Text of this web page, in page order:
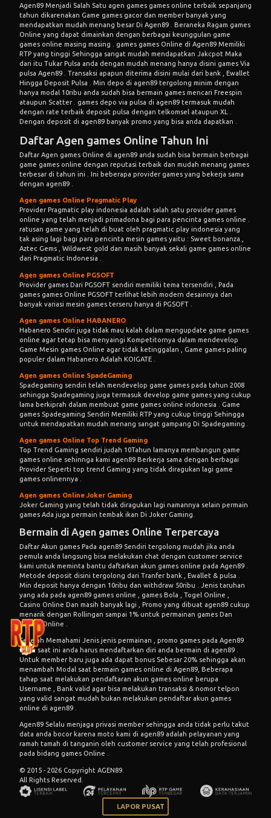
Agen89 Menjadi Salah Satu agen games games online terbaik sepanjang
tahun dikarenakan Game games gacor dan member banyak yang
mendapatkan mudah menang besar Di Agen89 . Beraneka Ragam games
Online yang dapat dimainkan dengan berbagai keunggulan game
games online masing masing . games games Online di Agen89 Memiliki
RTP yang tinggi Sehingga sangat mudah mendapatkan Jakcpot Maka
dari itu Tukar Pulsa anda dengan mudah menang hanya disini games Via
pulsa Agen89 . Transaksi apapun diterima disini mulai dari bank , Ewallet
Hingga Deposit Pulsa . Min depo di agen89 tergolong minim dengan
hanya modal 10ribu anda sudah bisa bermain games mencari Freespin
ataupun Scatter . games depo via pulsa di agen89 termasuk mudah
dengan rate terbaik deposit pulsa dengan telkomsel ataupun XL .
Dengan deposit di agen89 banyak promo yang bisa anda dapatkan .
Daftar Agen games Online Tahun Ini
Daftar Agen games Online di agen89 anda sudah bisa bermain berbagai
game games online dengan reputasi terbaik dan mudah menang games
terbesar di tahun ini . Ini beberapa provider games yang bekerja sama
dengan agen89 .
Agen games Online Pragmatic Play
Provider Pragmatic play indonesia adalah salah satu provider games
online yang telah menjadi primadona bagi para pencinta games online .
ratusan game yang telah di buat oleh pragmatic play indonesia yang
tak asing lagi bagi para pencinta mesin games yaitu : Sweet bonanza ,
Aztec Gems , Wildwest gold dan masih banyak sekali game games online
dari Pragmatic Indonesia .
Agen games Online PGSOFT
Provider games Dari PGSOFT sendiri memiliki tema tersendiri , Pada
games games Online PGSOFT terlihat lebih modern desainnya dan
banyak variasi mesin games terseru hanya di PGSOFT .
Agen games Online HABANERO
Habanero Sendiri juga tidak mau kalah dalam mengupdate game games
online agar tetap bisa menyaingi Kompetitornya dalam mendevelop
Game Mesin games Online agar tidak ketinggalan , Game games paling
populer dalam Habanero Adalah KOIGATE .
Agen games Online SpadeGaming
Spadegaming sendiri telah mendevelop game games pada tahun 2008
sehingga Spadegaming juga termasuk develop game games yang cukup
lama berkiprah dalam membuat game games online indonesia . Game
games Spadegaming Sendiri Memiliki RTP yang cukup tinggi Sehingga
untuk mendapatkan mudah menang sangat gampang Di Spadegaming .
Agen games Online Top Trend Gaming
Top Trend Gaming sendiri judah 10Tahun lamanya membangun game
games online sehinnga kami agen89 Berkerja sama dengan berbagai
Provider Seperti top trend Gaming yang tidak diragukan lagi game
games onlinennya .
Agen games Online Joker Gaming
Joker Gaming yang telah tidak diragukan lagi namannya selain permain
games Ada juga permain tembak ikan Di Joker Gaming.
Bermain di Agen games Online Terpercaya
Daftar Akun games Pada agen89 Sendiri tergolong mudah jika anda
pemula anda langsung bisa melakukan chat dengan customer service
kami untuk meminta bantu daftarkan akun games online pada Agen89 .
Metode deposit disini tergolong dari Tranfer bank , Ewallet & pulsa .
Min deposit hanya dengan 10ribu dan withdraw 50ribu . Jenis taruhan
yang ada pada agen89 games online , games Bola , Togel Online ,
Casino Online Dan masih banyak lagi , Promo yang dibuat agen89 cukup
menarik dengan Rollingan sampai 1% untuk permainan games Dan
Casino Online .
Setelah Memahami Jenis jenis permainan , promo games pada Agen89
maka saat ini anda harus mendaftarkan diri anda bermain di agen89 .
Untuk member baru juga ada dapat bonus Sebesar 20% sehingga akan
menambah Modal saat bermain games online di Agen89, Beberapa
tahap saat melakukan pendaftaran akun games online berupa
Username , Bank valid agar bisa melakukan transaksi & nomor telpon
yang valid sangat mudah bukan melakukan pendaftar akun games
online di agen89 .
Agen89 Selalu menjaga privasi member sehingga anda tidak perlu takut
data anda bocor karena moto kami di agen89 adalah pelayanan yang
ramah tamah di tanganin oleh customer service yang telah profesional
pada bidang games Online .
© 2015 - 2026 Copyright AGEN89.
All Rights Reserved.
LAPOR PUSAT